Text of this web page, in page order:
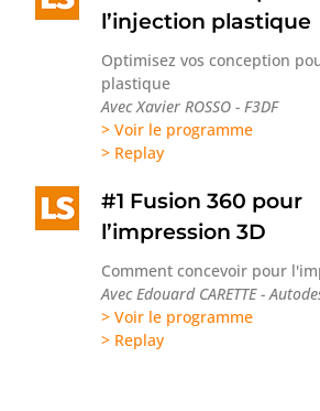
l’injection plastique
Optimisez vos conception
plastique
Avec Xavier ROSSO - F3DF
> Voir le programme
> Replay
#1 Fusion 360 pour
l’impression 3D
Comment concevoir pour
Avec Edouard CARETTE -
> Voir le programme
> Replay